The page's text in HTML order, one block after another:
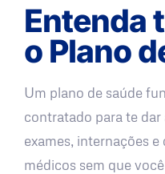
Entenda
o Plano
Um plano de saúde
contratado para te dar
exames, internações
médicos sem que